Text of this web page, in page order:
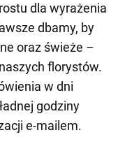
dla wyrażenia
dbamy, by
oraz świeże –
florystów.
w dni
godziny
e-mailem.